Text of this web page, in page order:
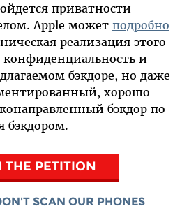
приватности
Apple может подробно
реализация этого
и
бэкдоре, но даже
хорошо
бэкдор по-
бэкдором.
THE PETITION
SCAN OUR PHONES